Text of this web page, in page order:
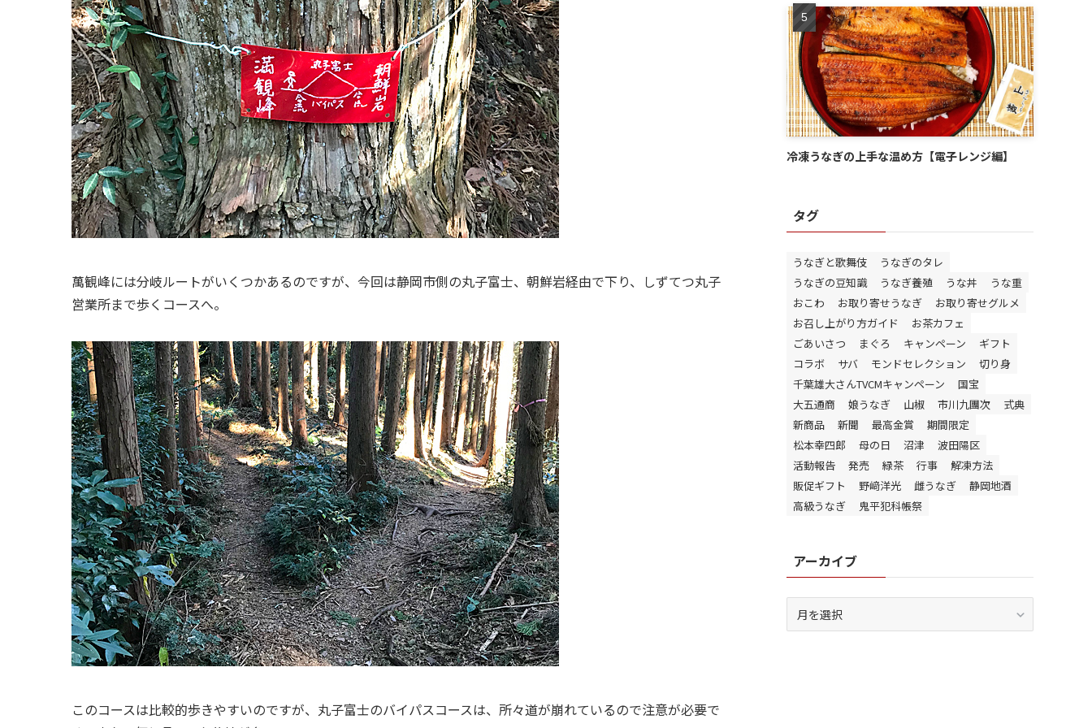
萬観峰には分岐ルートがいくつかあるのですが、今回は静岡市側の丸子富士、朝鮮岩経由で下り、しずてつ丸子
営業所まで歩くコースへ。
このコースは比較的歩きやすいのですが、丸子富士のバイパスコースは、所々道が崩れているので注意が必要で
冷凍うなぎの上手な温め方【電子レンジ編】
タグ
うなぎと歌舞伎
うなぎのタレ
うなぎの豆知識
うなぎ養殖 うな丼
うな重
おこわ
お取り寄せうなぎ
お取り寄せグルメ
お召し上がり方ガイド
お茶カフェ
ごあいさつ
まぐろ キャンペーン
ギフト
コラボ
サバ モンドセレクション
切り身
千葉雄大さんTVCMキャンペーン
国宝
大五通商
娘うなぎ 山椒 市川九團次
式典
新商品
新聞 最高金賞
期間限定
松本幸四郎
母の日 沼津
波田陽区
活動報告
発売 緑茶 行事
解凍方法
販促ギフト
野﨑洋光 雌うなぎ
静岡地酒
高級うなぎ
鬼平犯科帳祭
アーカイブ